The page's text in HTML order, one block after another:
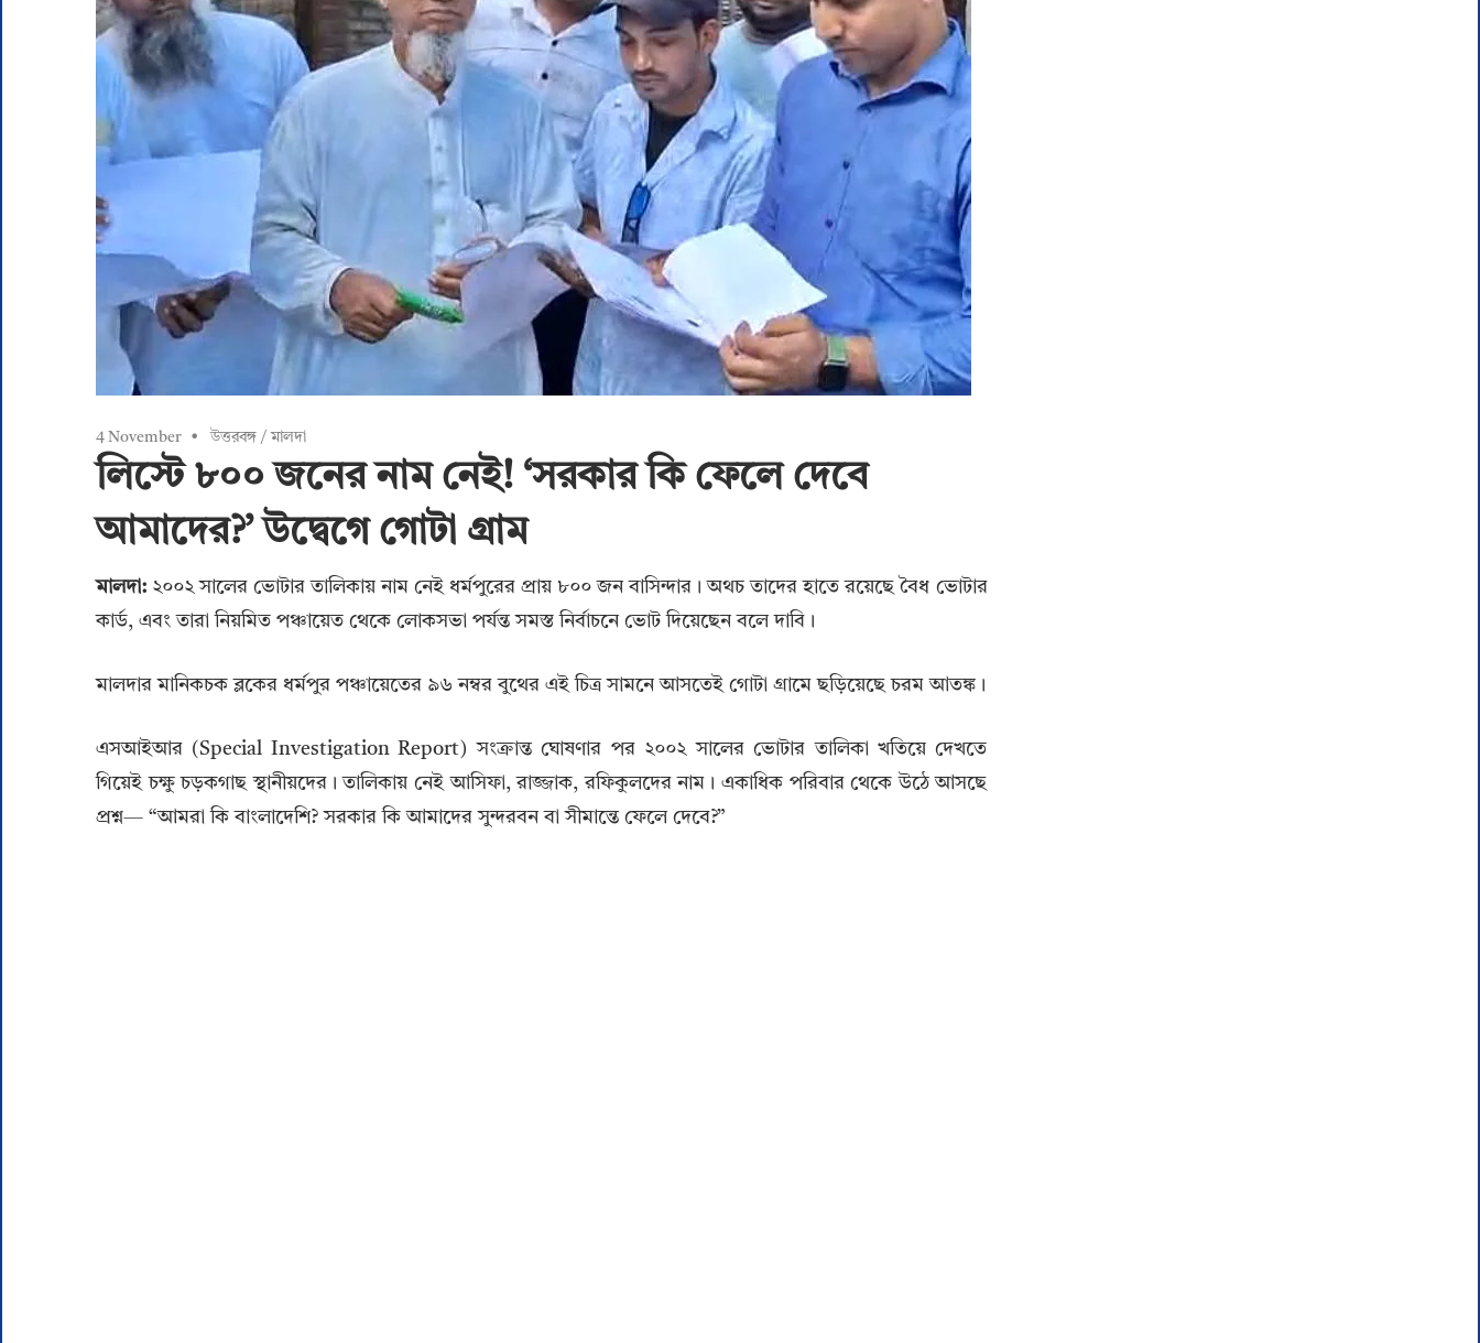
4 November উত্তরবঙ্গ /মালদা
লিস্টে ৮০০ জনের নাম নেই! ‘সরকার কি ফেলে দেবে
আমাদের?’ উদ্বেগে গোটা গ্রাম
মালদা: ২০০২ সালের ভোটার তালিকায় নাম নেই ধর্মপুরের প্রায় ৮০০ জন বাসিন্দার। অথচ তাদের হাতে রয়েছে বৈধ ভোটার
কার্ড, এবং তারা নিয়মিত পঞ্চায়েত থেকে লোকসভা পর্যন্ত সমস্ত নির্বাচনে ভোট দিয়েছেন বলে দাবি।
মালদার মানিকচক ব্লকের ধর্মপুর পঞ্চায়েতের ৯৬ নম্বর বুথের এই চিত্র সামনে আসতেই গোটা গ্রামে ছড়িয়েছে চরম আতঙ্ক।
এসআইআর (Special Investigation Report) সংক্রান্ত ঘোষণার পর ২০০২ সালের ভোটার তালিকা খতিয়ে দেখতে
গিয়েই চক্ষু চড়কগাছ স্থানীয়দের। তালিকায় নেই আসিফা, রাজ্জাক, রফিকুলদের নাম। একাধিক পরিবার থেকে উঠে আসছে
প্রশ্ন— “আমরা কি বাংলাদেশি? সরকার কি আমাদের সুন্দরবন বা সীমান্তে ফেলে দেবে?”